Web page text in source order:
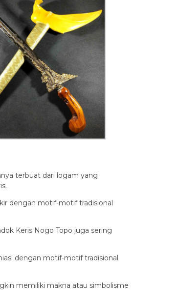
terbuat dari logam yang
dengan motif-motif tradisional
Keris Nogo Topo juga sering
dengan motif-motif tradisional
memiliki makna atau simbolisme